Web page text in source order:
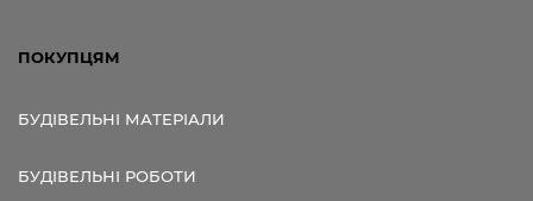
ПОКУПЦЯМ
БУДІВЕЛЬНІ МАТЕРІАЛИ
БУДІВЕЛЬНІ РОБОТИ